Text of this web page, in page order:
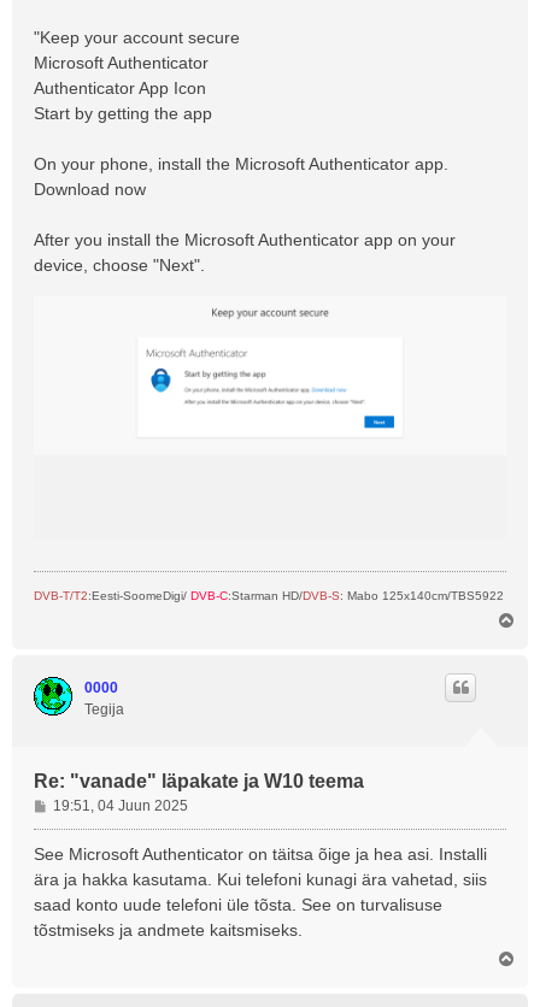
"Keep your account secure
Microsoft Authenticator
Authenticator App Icon
Start by getting the app
On your phone, install the Microsoft Authenticator app.
Download now
After you install the Microsoft Authenticator app on your
device, choose "Next".
DVB-T/T2:Eesti-SoomeDigi/ DVB-C:Starman HD/DVB-S: Mabo 125x140cm/TBS5922
0000
Tegija
Re: "vanade" läpakate ja W10 teema
P
o
s
i
t
u
19:51, 04 Juun 2025
See Microsoft Authenticator on täitsa õige ja hea asi. Installi
ära ja hakka kasutama. Kui telefoni kunagi ära vahetad, siis
saad konto uude telefoni üle tõsta. See on turvalisuse
tõstmiseks ja andmete kaitsmiseks.